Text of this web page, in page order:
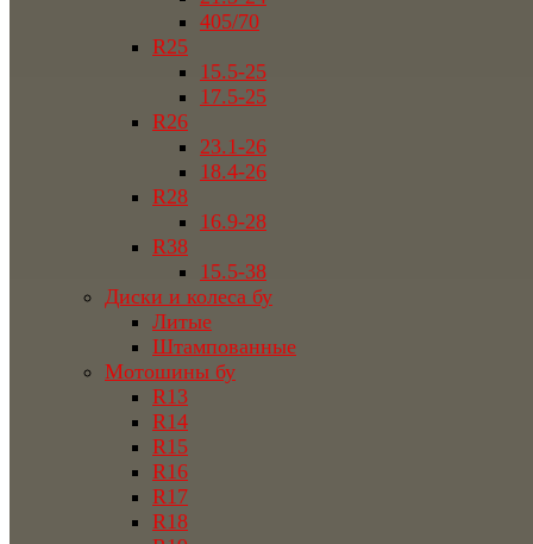
405/70
R25
15.5-25
17.5-25
R26
23.1-26
18.4-26
R28
16.9-28
R38
15.5-38
Диски и колеса бу
Литые
Штампованные
Мотошины бу
R13
R14
R15
R16
R17
R18